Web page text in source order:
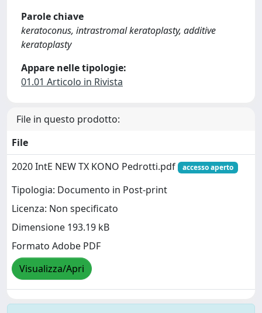
Parole chiave
keratoconus, intrastromal keratoplasty, additive
keratoplasty
Appare nelle tipologie:
01.01 Articolo in Rivista
File in questo prodotto:
File
2020 IntE NEW TX KONO Pedrotti.pdf
accesso aperto
Tipologia: Documento in Post-print
Licenza: Non specificato
Dimensione 193.19 kB
Formato Adobe PDF
Visualizza/Apri